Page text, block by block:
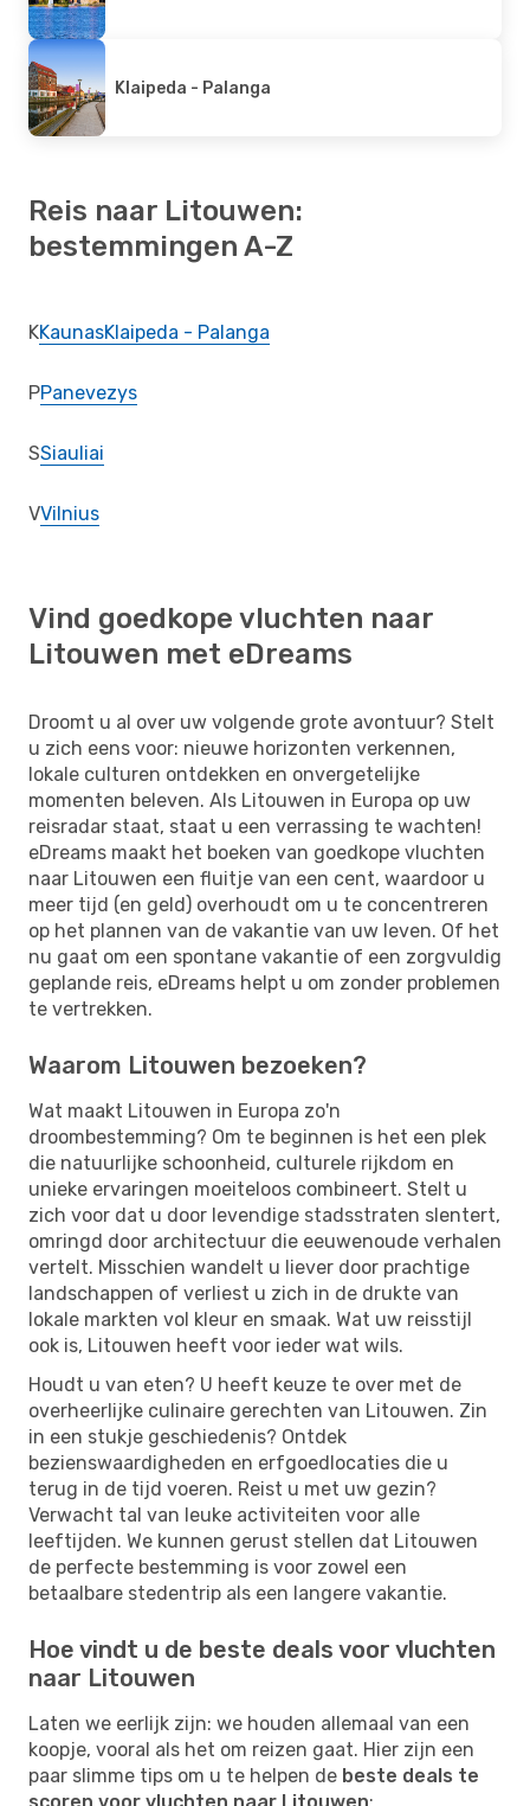
Klaipeda - Palanga
Reis naar Litouwen:
bestemmingen A-Z
KKaunasKlaipeda - Palanga
PPanevezys
SSiauliai
VVilnius
Vind goedkope vluchten naar
Litouwen met eDreams
Droomt u al over uw volgende grote avontuur? Stelt
u zich eens voor: nieuwe horizonten verkennen,
lokale culturen ontdekken en onvergetelijke
momenten beleven. Als Litouwen in Europa op uw
reisradar staat, staat u een verrassing te wachten!
eDreams maakt het boeken van goedkope vluchten
naar Litouwen een fluitje van een cent, waardoor u
meer tijd (en geld) overhoudt om u te concentreren
op het plannen van de vakantie van uw leven. Of het
nu gaat om een ​​spontane vakantie of een zorgvuldig
geplande reis, eDreams helpt u om zonder problemen
te vertrekken.
Waarom Litouwen bezoeken?
Wat maakt Litouwen in Europa zo'n
droombestemming? Om te beginnen is het een plek
die natuurlijke schoonheid, culturele rijkdom en
unieke ervaringen moeiteloos combineert. Stelt u
zich voor dat u door levendige stadsstraten slentert,
omringd door architectuur die eeuwenoude verhalen
vertelt. Misschien wandelt u liever door prachtige
landschappen of verliest u zich in de drukte van
lokale markten vol kleur en smaak. Wat uw reisstijl
ook is, Litouwen heeft voor ieder wat wils.
Houdt u van eten? U heeft keuze te over met de
overheerlijke culinaire gerechten van Litouwen. Zin
in een stukje geschiedenis? Ontdek
bezienswaardigheden en erfgoedlocaties die u
terug in de tijd voeren. Reist u met uw gezin?
Verwacht tal van leuke activiteiten voor alle
leeftijden. We kunnen gerust stellen dat Litouwen
de perfecte bestemming is voor zowel een
betaalbare stedentrip als een langere vakantie.
Hoe vindt u de beste deals voor vluchten
naar Litouwen
Laten we eerlijk zijn: we houden allemaal van een
koopje, vooral als het om reizen gaat. Hier zijn een
paar slimme tips om u te helpen de beste deals te